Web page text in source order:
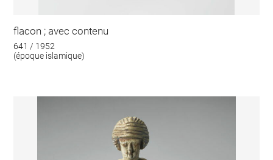
flacon ; avec contenu
641 / 1952
(époque islamique)